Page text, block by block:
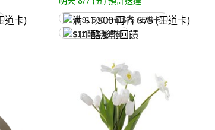
满 $1,500 再省 $75 (王道卡)
$11 酷澎幣回饋